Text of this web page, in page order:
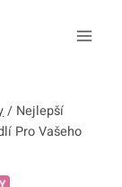
/ Nejlepší
Pro Vašeho